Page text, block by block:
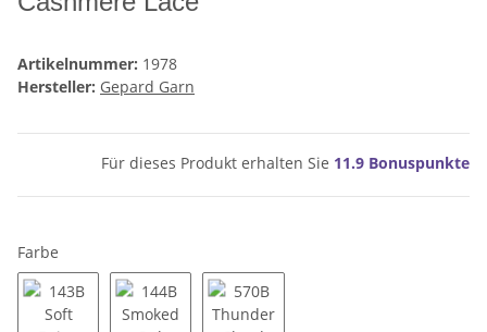
Artikelnummer: 1978
Hersteller: Gepard Garn
Für dieses Produkt erhalten Sie 11.9 Bonuspunkte
Farbe